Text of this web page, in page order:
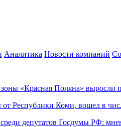
Аналитика Новости компаний
«Красная Поляна» выросли
Республики Коми, вошел в
депутатов Госдумы РФ: